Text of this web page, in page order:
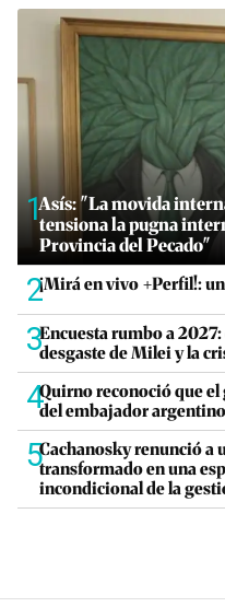
1Asís: "La movida
tensiona la pugna
Provincia del Pecado"
2¡Mirá en vivo +Perfil!:
3Encuesta rumbo a
desgaste de Milei y la
4Quirno reconoció que
del embajador
5Cachanosky renunció a
transformado en una
incondicional de la